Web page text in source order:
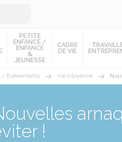
PETITE
ENFANCE /
ENFANCE
&
JEUNESSE
CADRE
DE VIE
/ Evénements Vie citoyenne
!